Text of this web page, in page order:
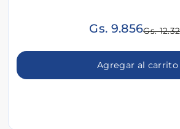
Gs. 9.856Gs.
Agregar al carrito